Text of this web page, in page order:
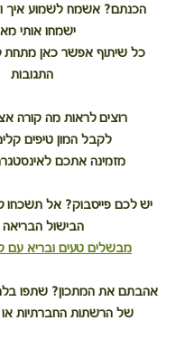
הכנתם? אשמח לשמוע איך
ישמחו אותי
כל שיתוף אפשר כאן מתחת
התגובות
רוצים לראות מה קורה
לקבל המון טיפים
מזמינה אתכם
יש לכם פייסבוק? אל
הבישול
מבשלים טעים ובריא עם
אהבתם את המתכון? שתפו
של הרשתות החברתיות או